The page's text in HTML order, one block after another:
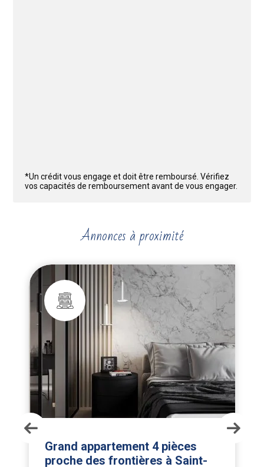
*Un crédit vous engage et doit être remboursé. Vérifiez
vos capacités de remboursement avant de vous engager.
Annonces à proximité
Appartement 3 pièces au
premier étage à Saint-Louis